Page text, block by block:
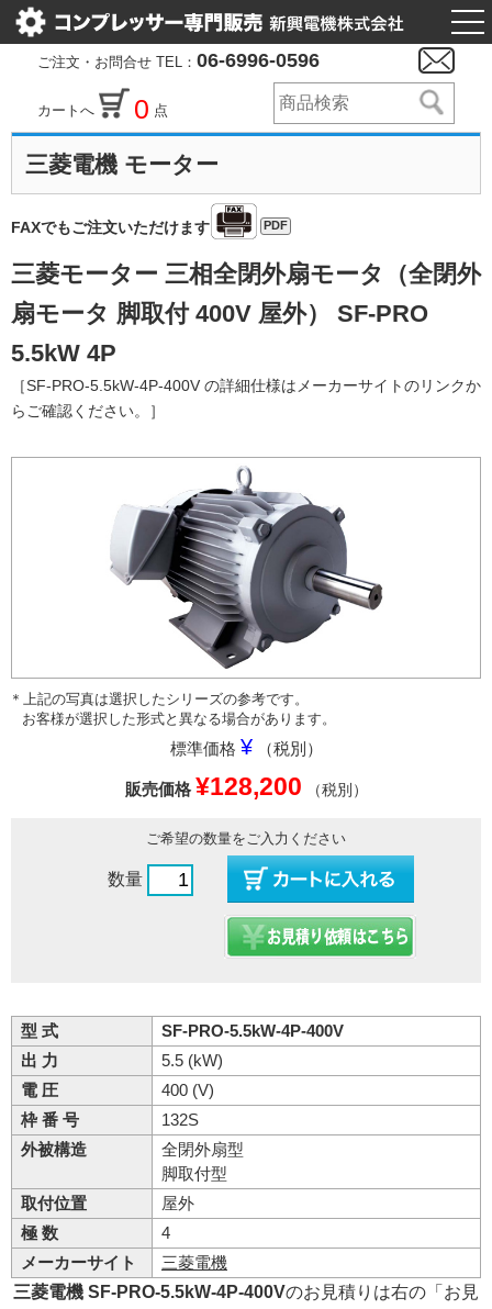
ご注文・お問合せ TEL： 06-6996-0596
カートへ 0 点
三菱電機 モーター
FAXでもご注文いただけます PDF
三菱モーター 三相全閉外扇モータ（全閉外
扇モータ 脚取付 400V 屋外） SF-PRO
5.5kW 4P
［SF-PRO-5.5kW-4P-400V の詳細仕様はメーカーサイトのリンクか
らご確認ください。］
＊上記の写真は選択したシリーズの参考です。
お客様が選択した形式と異なる場合があります。
標準価格 ¥ （税別）
販売価格 ¥128,200 （税別）
ご希望の数量をご入力ください
数量
型 式
SF-PRO-5.5kW-4P-400V
出 力
5.5 (kW)
電 圧
400 (V)
枠 番 号
132S
外被構造
全閉外扇型
脚取付型
取付位置
屋外
極 数
4
メーカーサイト
三菱電機
三菱電機 SF-PRO-5.5kW-4P-400Vのお見積りは右の「お見